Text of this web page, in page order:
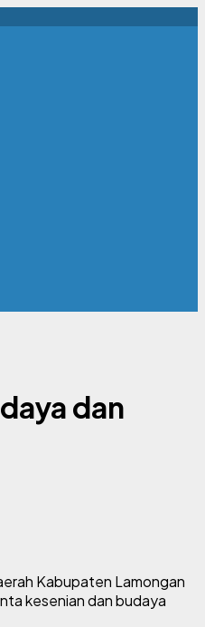
dan
Kabupaten Lamongan
kesenian dan budaya